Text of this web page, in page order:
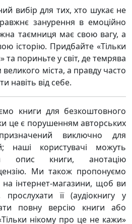
вибір для тих, хто шукає не
занурення в емоційно
таємниця має свою вагу, а
історію. Придбайте «Тільки
та пориньте у світ, де темрява
міста, а правду часто
навіть від себе.
книги для безкоштовного
це є порушенням авторських
виключно для
наші користувачі можуть
опис книги, анотацію
Ми також пропонуємо
інтернет-магазини, щоб ви
її (аудіокнигу у
повну версію книги або
нікому про це не кажи»